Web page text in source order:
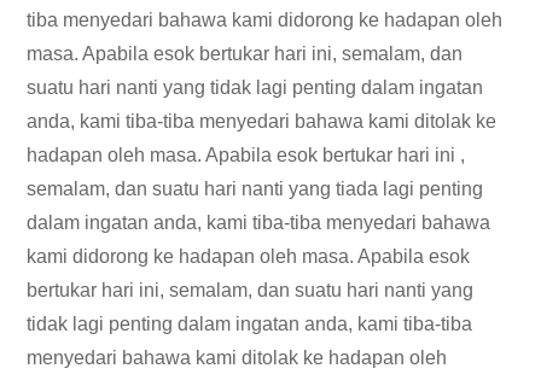
tiba menyedari bahawa kami didorong ke hadapan oleh
masa. Apabila esok bertukar hari ini, semalam, dan
suatu hari nanti yang tidak lagi penting dalam ingatan
anda, kami tiba-tiba menyedari bahawa kami ditolak ke
hadapan oleh masa. Apabila esok bertukar hari ini ,
semalam, dan suatu hari nanti yang tiada lagi penting
dalam ingatan anda, kami tiba-tiba menyedari bahawa
kami didorong ke hadapan oleh masa. Apabila esok
bertukar hari ini, semalam, dan suatu hari nanti yang
tidak lagi penting dalam ingatan anda, kami tiba-tiba
menyedari bahawa kami ditolak ke hadapan oleh